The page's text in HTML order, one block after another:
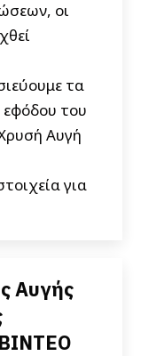
οι
τα
του
Αυγή
για
Αυγής